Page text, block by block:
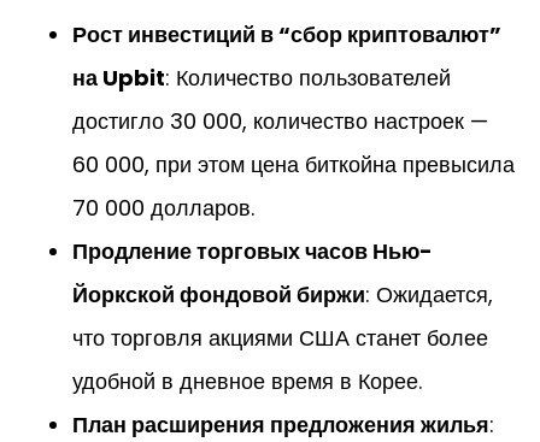
Рост инвестиций в “сбор криптовалют”
на Upbit: Количество пользователей
достигло 30 000, количество настроек —
60 000, при этом цена биткойна превысила
70 000 долларов.
Продление торговых часов Нью-
Йоркской фондовой биржи: Ожидается,
что торговля акциями США станет более
удобной в дневное время в Корее.
План расширения предложения жилья: